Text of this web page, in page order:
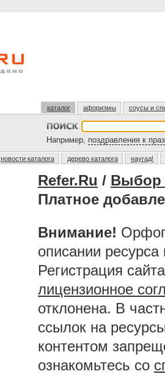
каталог афоризмы соусы и
Например, поздравления к
новости каталога дерево каталога наугад!
Refer.Ru / Выбор
Платное
Внимание!
описании
Регистрация
лицензионное
отклонена. В
ссылок на
контентом
ознакомьтесь со